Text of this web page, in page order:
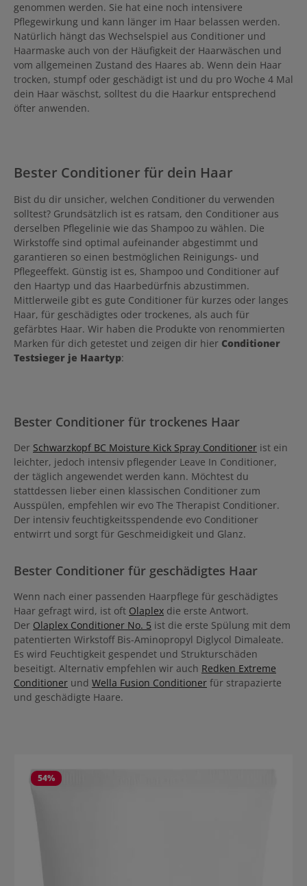
genommen werden. Sie hat eine noch intensivere
Pflegewirkung und kann länger im Haar belassen werden.
Natürlich hängt das Wechselspiel aus Conditioner und
Haarmaske auch von der Häufigkeit der Haarwäschen und
vom allgemeinen Zustand des Haares ab. Wenn dein Haar
trocken, stumpf oder geschädigt ist und du pro Woche 4 Mal
dein Haar wäschst, solltest du die Haarkur entsprechend
öfter anwenden.
Bester Conditioner für dein Haar
Bist du dir unsicher, welchen Conditioner du verwenden
solltest? Grundsätzlich ist es ratsam, den Conditioner aus
derselben Pflegelinie wie das Shampoo zu wählen. Die
Wirkstoffe sind optimal aufeinander abgestimmt und
garantieren so einen bestmöglichen Reinigungs- und
Pflegeeffekt. Günstig ist es, Shampoo und Conditioner auf
den Haartyp und das Haarbedürfnis abzustimmen.
Mittlerweile gibt es gute Conditioner für kurzes oder langes
Haar, für geschädigtes oder trockenes, als auch für
gefärbtes Haar. Wir haben die Produkte von renommierten
Marken für dich getestet und zeigen dir hier Conditioner
Testsieger je Haartyp:
Bester Conditioner für trockenes Haar
Der Schwarzkopf BC Moisture Kick Spray Conditioner ist ein
leichter, jedoch intensiv pflegender Leave In Conditioner,
der täglich angewendet werden kann. Möchtest du
stattdessen lieber einen klassischen Conditioner zum
Ausspülen, empfehlen wir evo The Therapist Conditioner.
Der intensiv feuchtigkeitsspendende evo Conditioner
entwirrt und sorgt für Geschmeidigkeit und Glanz.
Bester Conditioner für geschädigtes Haar
Wenn nach einer passenden Haarpflege für geschädigtes
Haar gefragt wird, ist oft Olaplex die erste Antwort.
Der Olaplex Conditioner No. 5 ist die erste Spülung mit dem
patentierten Wirkstoff Bis-Aminopropyl Diglycol Dimaleate.
Es wird Feuchtigkeit gespendet und Strukturschäden
beseitigt. Alternativ empfehlen wir auch Redken Extreme
Conditioner und Wella Fusion Conditioner für strapazierte
und geschädigte Haare.
54%